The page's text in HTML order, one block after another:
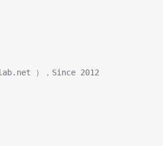
），Since 2012